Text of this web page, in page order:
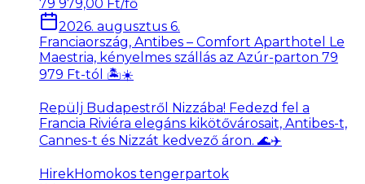
79 979,00 Ft/fő
2026. augusztus 6.
Franciaország, Antibes – Comfort Aparthotel Le
Maestria, kényelmes szállás az Azúr-parton 79
979 Ft-tól 🏝️☀️
Repülj Budapestről Nizzába! Fedezd fel a
Francia Riviéra elegáns kikötővárosait, Antibes-t,
Cannes-t és Nizzát kedvező áron. 🌊✈️
HirekHomokos tengerpartok